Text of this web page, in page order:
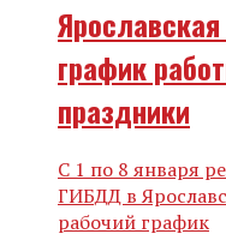
график
праздники
С 1 по 8 января
ГИБДД в
рабочий график